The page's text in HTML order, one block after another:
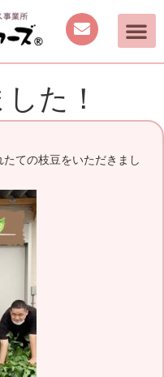
た！
ての枝豆をいただきまし